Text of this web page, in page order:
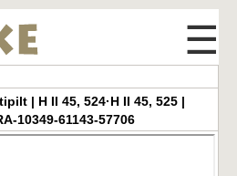
☰
| H II 45, 524·H II 45, 525 |
10349-61143-57706